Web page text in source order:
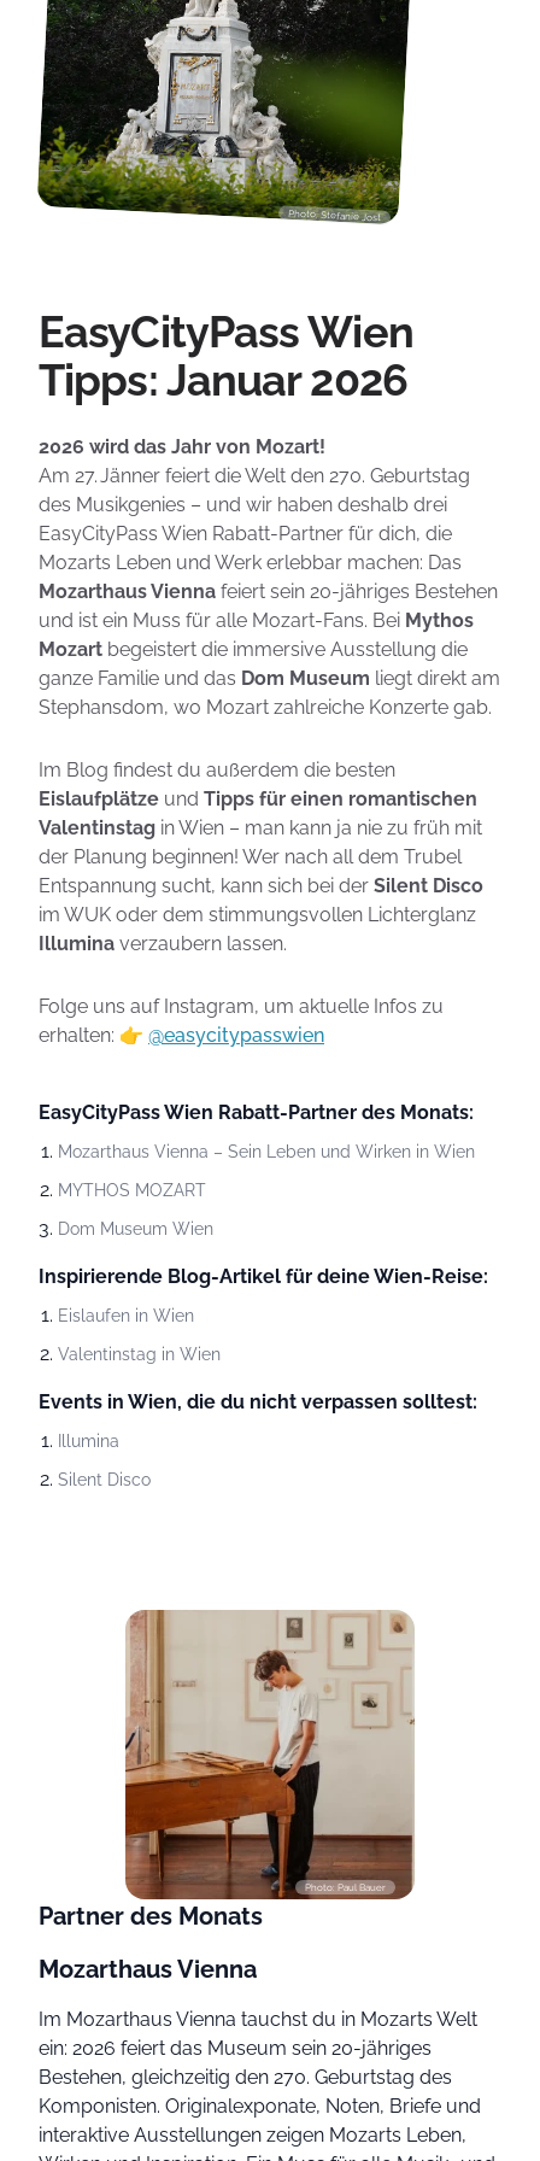
Photo: Stefanie Jost
EasyCityPass Wien
Tipps: Januar 2026
2026 wird das Jahr von Mozart!
Am 27. Jänner feiert die Welt den 270. Geburtstag
des Musikgenies – und wir haben deshalb drei
EasyCityPass Wien Rabatt-Partner für dich, die
Mozarts Leben und Werk erlebbar machen: Das
Mozarthaus Vienna feiert sein 20-jähriges Bestehen
und ist ein Muss für alle Mozart-Fans. Bei Mythos
Mozart begeistert die immersive Ausstellung die
ganze Familie und das Dom Museum liegt direkt am
Stephansdom, wo Mozart zahlreiche Konzerte gab.
Im Blog findest du außerdem die besten
Eislaufplätze und Tipps für einen romantischen
Valentinstag in Wien – man kann ja nie zu früh mit
der Planung beginnen! Wer nach all dem Trubel
Entspannung sucht, kann sich bei der Silent Disco
im WUK oder dem stimmungsvollen Lichterglanz
Illumina verzaubern lassen.
Folge uns auf Instagram, um aktuelle Infos zu
erhalten: 👉 @easycitypasswien
EasyCityPass Wien Rabatt-Partner des Monats:
Mozarthaus Vienna – Sein Leben und Wirken in Wien
MYTHOS MOZART
Dom Museum Wien
Inspirierende Blog-Artikel für deine Wien-Reise:
Eislaufen in Wien
Valentinstag in Wien
Events in Wien, die du nicht verpassen solltest:
Illumina
Silent Disco
Photo: Paul Bauer
Partner des Monats
Mozarthaus Vienna
Im Mozarthaus Vienna tauchst du in Mozarts Welt
ein: 2026 feiert das Museum sein 20-jähriges
Bestehen, gleichzeitig den 270. Geburtstag des
Komponisten. Originalexponate, Noten, Briefe und
interaktive Ausstellungen zeigen Mozarts Leben,